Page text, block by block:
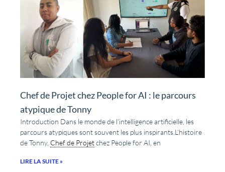
Chef de Projet chez People for AI : le parcours
atypique de Tonny
Introduction Dans le monde de l’intelligence artificielle, les
parcours atypiques sont souvent les plus inspirants.L’histoire
de Tonny, Chef de Projetchez People for AI, en
LIRE LA SUITE »